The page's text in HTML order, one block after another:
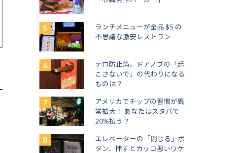
ランチメニューが全品 $5 の
不思議な激安レストラン
テロ防止策、ドアノブの「起
こさないで」の代わりになる
ものは？
アメリカでチップの習慣が異
常拡大！ あなたはスタバで
20%払う？
エレベーターの「閉じる」ボ
タン、押すとカッコ悪いワケ